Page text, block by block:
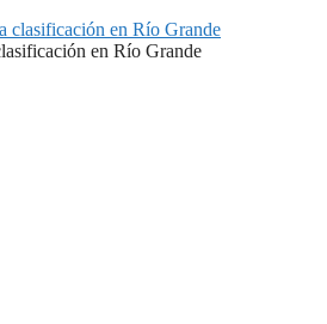
en Río Grande